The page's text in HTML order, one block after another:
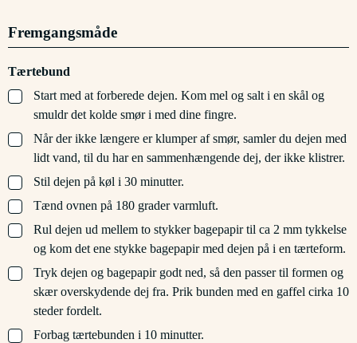
Fremgangsmåde
Tærtebund
▢
Start med at forberede dejen. Kom mel og salt i en skål og
smuldr det kolde smør i med dine fingre.
▢
Når der ikke længere er klumper af smør, samler du dejen med
lidt vand, til du har en sammenhængende dej, der ikke klistrer.
▢
Stil dejen på køl i 30 minutter.
▢
Tænd ovnen på 180 grader varmluft.
▢
Rul dejen ud mellem to stykker bagepapir til ca 2 mm tykkelse
og kom det ene stykke bagepapir med dejen på i en tærteform.
▢
Tryk dejen og bagepapir godt ned, så den passer til formen og
skær overskydende dej fra. Prik bunden med en gaffel cirka 10
steder fordelt.
▢
Forbag tærtebunden i 10 minutter.